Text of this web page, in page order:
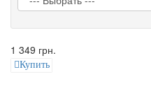
1 349 грн.
Купить